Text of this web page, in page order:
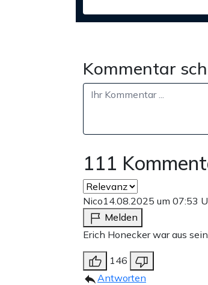
Kommentar
111
Nico14.08.2025 um 07:53
Melden
Erich Honecker war aus
146
Antworten